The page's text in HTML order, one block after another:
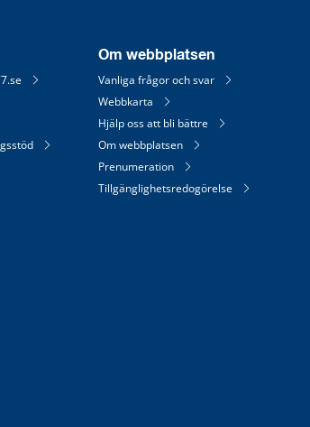
Om webbplatsen
Vanliga frågor och svar
Webbkarta
Hjälp oss att bli bättre
Om webbplatsen
Prenumeration
Tillgänglighetsredogörelse